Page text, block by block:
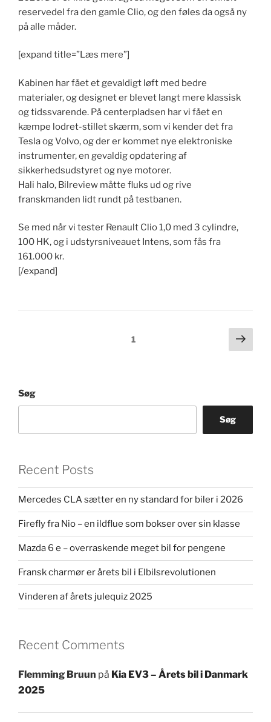
reservedel fra den gamle Clio, og den føles da også ny
på alle måder.
[expand title=”Læs mere”]
Kabinen har fået et gevaldigt løft med bedre
materialer, og designet er blevet langt mere klassisk
og tidssvarende. På centerpladsen har vi fået en
kæmpe lodret-stillet skærm, som vi kender det fra
Tesla og Volvo, og der er kommet nye elektroniske
instrumenter, en gevaldig opdatering af
sikkerhedsudstyret og nye motorer.
Hali halo, Bilreview måtte fluks ud og rive
franskmanden lidt rundt på testbanen.
Se med når vi tester Renault Clio 1,0 med 3 cylindre,
100 HK, og i udstyrsniveauet Intens, som fås fra
161.000 kr.
[/expand]
Side1
side
Søg
Søg
Recent Posts
Mercedes CLA sætter en ny standard for biler i 2026
Firefly fra Nio – en ildflue som bokser over sin klasse
Mazda 6 e – overraskende meget bil for pengene
Fransk charmør er årets bil i Elbilsrevolutionen
Vinderen af årets julequiz 2025
Recent Comments
Flemming Bruun på Kia EV3 – Årets bil i Danmark
2025